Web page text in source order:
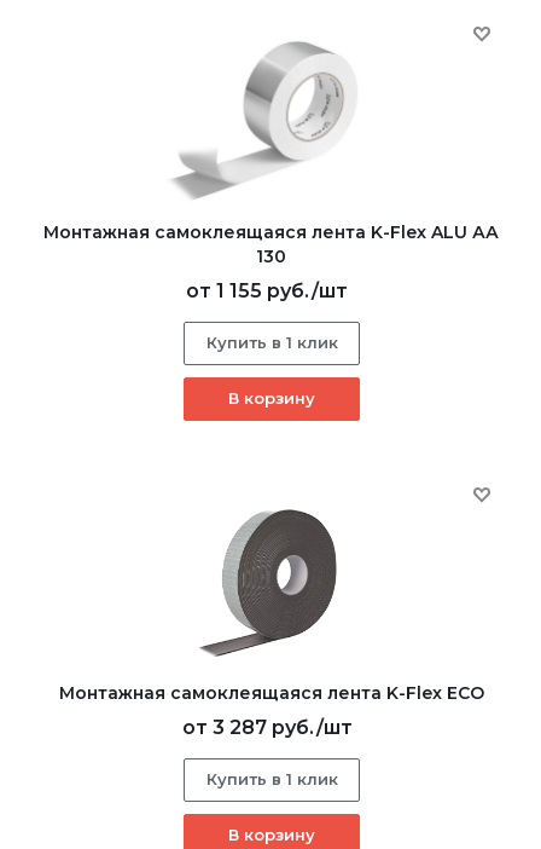
Монтажная самоклеящаяся лента K-Flex ALU АА
130
от 1 155 руб./шт
Купить в 1 клик
В корзину
Монтажная самоклеящаяся лента K-Flex ECO
от 3 287 руб./шт
Купить в 1 клик
В корзину